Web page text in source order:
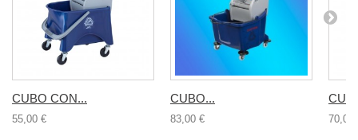
CUBO CON...
55,00 €
CUBO...
83,00 € 70,00